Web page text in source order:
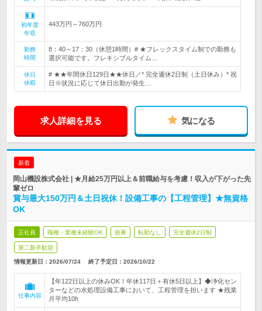
初年度
年収
443万円～760万円
勤務
時間
8：40～17：30（休憩1時間）# ★フレックスタイム制での勤務も
選択可能です。フレキシブルタイム…
休日
休暇
# ★★年間休日129日★★休日／* 完全週休2日制（土日休み）* 祝
日※状況に応じて休日出勤が発生…
求人詳細を見る 気になる
新着
岡山機設株式会社 | ★月給25万円以上＆前職給与を考慮！収入が下がった先
輩ゼロ
賞与最大150万円＆土日祝休！設備工事の【工程管理】★無資格
OK
正社員 職種・業種未経験OK 急募 転勤なし 完全週休2日制
第二新卒歓迎
情報更新日：2026/07/24 終了予定日： 2026/10/22
仕事内容
【年122日以上の休みOK！年休117日＋有休5日以上】◆浄化セン
ターなどの水処理設備工事において、工程管理を担います ★残業
月平均10h